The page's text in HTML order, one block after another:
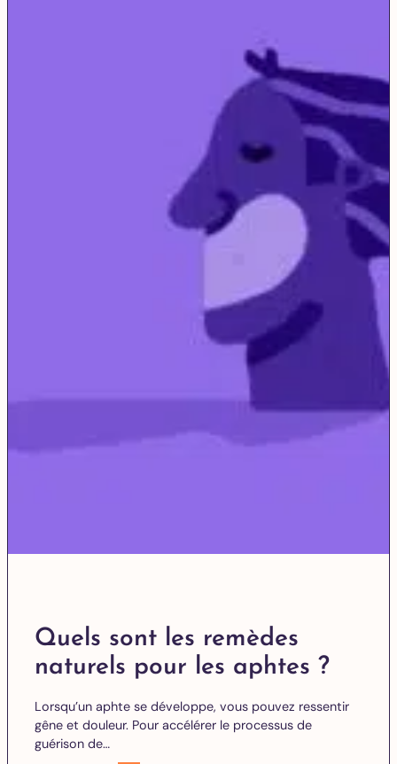
Quels sont les remèdes
naturels pour les aphtes ?
Lorsqu’un aphte se développe, vous pouvez ressentir
gêne et douleur. Pour accélérer le processus de
guérison de…